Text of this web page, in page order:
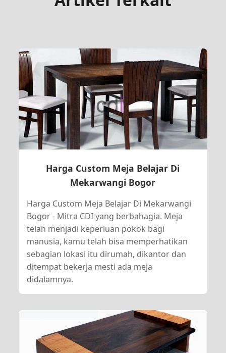
Harga Custom Meja Belajar Di
Mekarwangi Bogor
Harga Custom Meja Belajar Di Mekarwangi
Bogor - Mitra CDI yang berbahagia. Meja
telah menjadi keperluan pokok bagi
manusia, kamu telah bisa memperhatikan
sebagian lokasi itu dirumah, dikantor dan
ditempat bekerja mesti ada meja
didalamnya.